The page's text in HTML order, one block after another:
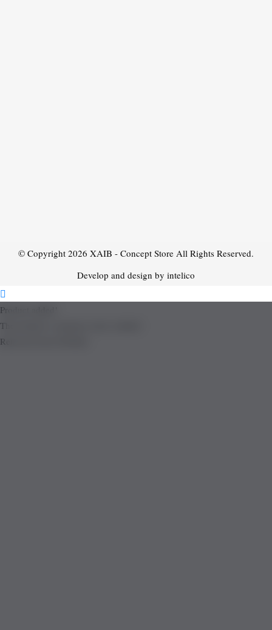
© Copyright 2026 XAIB - Concept Store All Rights Reserved.
Develop and design by intelico
Product added!
The product is already in the wishlist!
Removed from Wishlist